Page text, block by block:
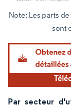
Image © Mordor
Note: Les parts
sont
Par secteur